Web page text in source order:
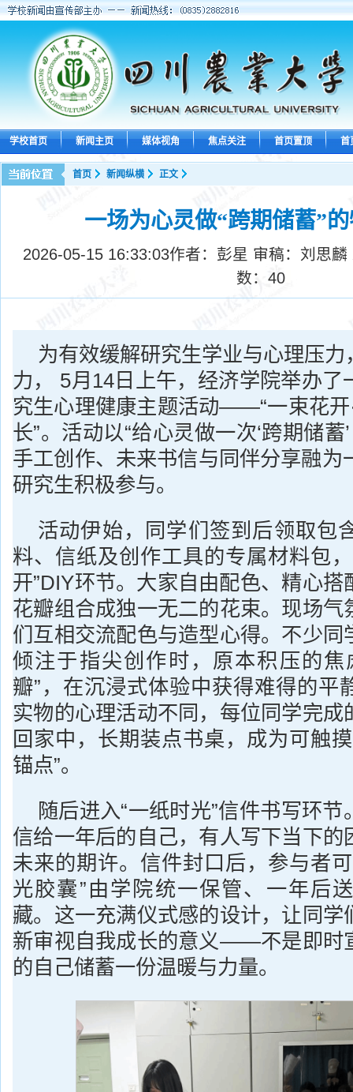
学校首页 新闻主页 媒体视角 焦点关注 首页置顶 首
首页 新闻纵横 正文
一场为心灵做“跨期储蓄”
2026-05-15 16:33:03作者：彭星 审稿：刘思
数： 40
为有效缓解研究生学业与心理压
力， 5月14日上午，经济学院举办了
究生心理健康主题活动——“一束花开
长”。活动以“给心灵做一次‘跨期储蓄
手工创作、未来书信与同伴分享融为
研究生积极参与。
活动伊始，同学们签到后领取包
料、信纸及创作工具的专属材料包
开”DIY环节。大家自由配色、精心
花瓣组合成独一无二的花束。现场气
们互相交流配色与造型心得。不少同
倾注于指尖创作时，原本积压的焦
瓣”，在沉浸式体验中获得难得的平
实物的心理活动不同，每位同学完成
回家中，长期装点书桌，成为可触
锚点”。
随后进入“一纸时光”信件书写环
信给一年后的自己，有人写下当下的
未来的期许。信件封口后，参与者
光胶囊”由学院统一保管、一年后
藏。这一充满仪式感的设计，让同学
新审视自我成长的意义——不是即时
的自己储蓄一份温暖与力量。